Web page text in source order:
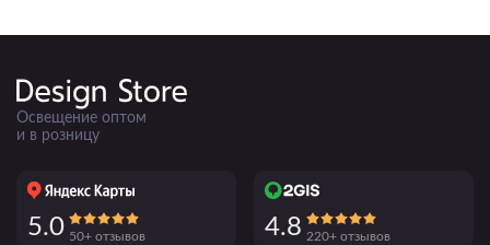
Освещение оптом
и в розницу
5.0 50+ отзывов 4.8 220+ отзывов